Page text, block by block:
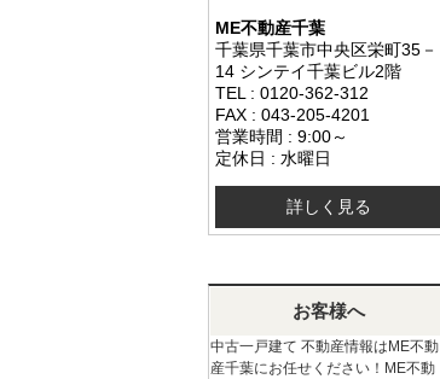
ME不動産千葉
千葉県千葉市中央区栄町35－
14 シンテイ千葉ビル2階
TEL : 0120-362-312
FAX : 043-205-4201
営業時間 : 9:00～
定休日 : 水曜日
詳しく見る
お客様へ
中古一戸建て 不動産情報はME不動
産千葉にお任せください！ME不動